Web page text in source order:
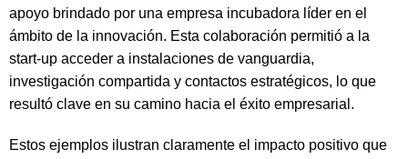
apoyo brindado por una empresa incubadora líder en el
ámbito de la innovación. Esta colaboración permitió a la
start-up acceder a instalaciones de vanguardia,
investigación compartida y contactos estratégicos, lo que
resultó clave en su camino hacia el éxito empresarial.
Estos ejemplos ilustran claramente el impacto positivo que